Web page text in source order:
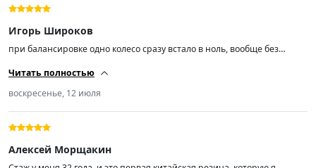
Игорь Широков
при балансировке одно колесо сразу встало в ноль, вообще без
ловил несколько жёстких ухабов, но резина выдержала, никаких
Читать полностью
воскресенье, 12 июля
Алексей Морщакин